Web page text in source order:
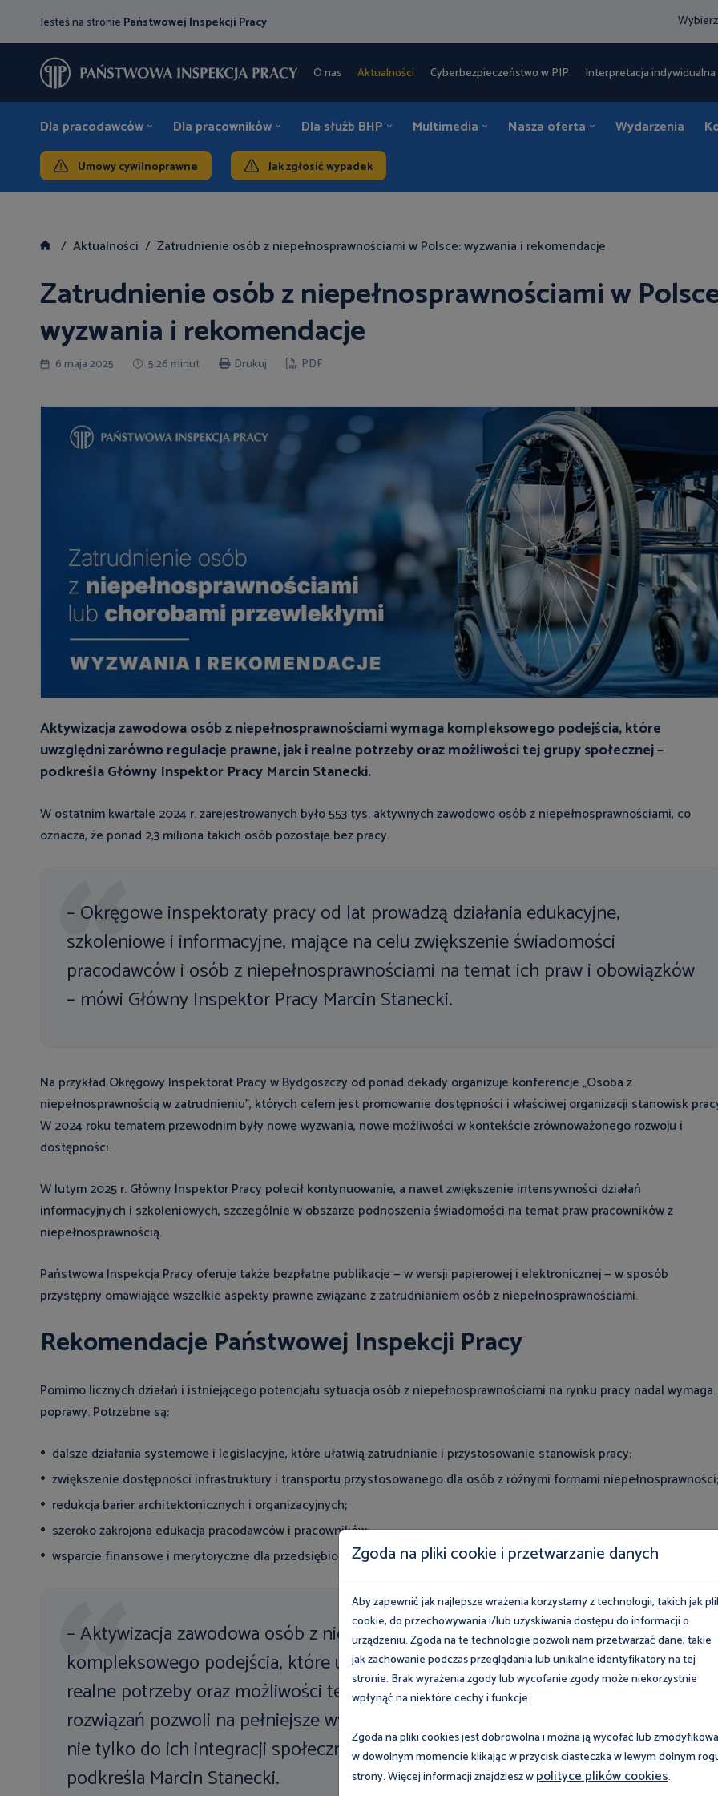
Jesteś na stronie Państwowej Inspekcji Pracy
O nas Aktualności Cyberbezpieczeństwo w PIP Interpretacja indywidualna
Dla pracodawców Dla pracowników Dla służb BHP Multimedia Nasza oferta Wydarzenia
Umowy cywilnoprawne Jak zgłosić wypadek
Aktualności Zatrudnienie osób z niepełnosprawnościami w Polsce: wyzwania i rekomendacje
Zatrudnienie osób z niepełnosprawnościami w
wyzwania i rekomendacje
6 maja 2025 5:26 minut Drukuj PDF
Aktywizacja zawodowa osób z niepełnosprawnościami wymaga kompleksowego podejścia, które
uwzględni zarówno regulacje prawne, jak i realne potrzeby oraz możliwości tej grupy społecznej –
podkreśla Główny Inspektor Pracy Marcin Stanecki.
W ostatnim kwartale 2024 r. zarejestrowanych było 553 tys. aktywnych zawodowo osób z niepełnosprawnościami, co
oznacza, że ponad 2,3 miliona takich osób pozostaje bez pracy.
– Okręgowe inspektoraty pracy od lat prowadzą działania edukacyjne,
szkoleniowe i informacyjne, mające na celu zwiększenie świadomości
pracodawców i osób z niepełnosprawnościami na temat ich praw i obowiązków
– mówi Główny Inspektor Pracy Marcin Stanecki.
Na przykład Okręgowy Inspektorat Pracy w Bydgoszczy od ponad dekady organizuje konferencje „Osoba z
niepełnosprawnością w zatrudnieniu”, których celem jest promowanie dostępności i właściwej organizacji stanowisk
W 2024 roku tematem przewodnim były nowe wyzwania, nowe możliwości w kontekście zrównoważonego rozwoju i
dostępności.
W lutym 2025 r. Główny Inspektor Pracy polecił kontynuowanie, a nawet zwiększenie intensywności działań
informacyjnych i szkoleniowych, szczególnie w obszarze podnoszenia świadomości na temat praw pracowników z
niepełnosprawnością.
Państwowa Inspekcja Pracy oferuje także bezpłatne publikacje — w wersji papierowej i elektronicznej — w sposób
przystępny omawiające wszelkie aspekty prawne związane z zatrudnianiem osób z niepełnosprawnościami.
Rekomendacje Państwowej Inspekcji Pracy
Pomimo licznych działań i istniejącego potencjału sytuacja osób z niepełnosprawnościami na rynku pracy nadal wymaga
poprawy. Potrzebne są:
dalsze działania systemowe i legislacyjne, które ułatwią zatrudnianie i przystosowanie stanowisk pracy;
zwiększenie dostępności infrastruktury i transportu przystosowanego dla osób z różnymi formami niepełnosprawności;
redukcja barier architektonicznych i organizacyjnych;
szeroko zakrojona edukacja pracodawców i pracowników;
wsparcie finansowe i merytoryczne dla przedsiębiorców, którzy chcą zatrudniać osoby z niepełnosprawnościami.
– Aktywizacja zawodowa osób z niepełnosprawnościami wymaga
kompleksowego podejścia, które uwzględni zarówno regulacje prawne, jak i
realne potrzeby oraz możliwości tej grupy społecznej. Wdrożenie skutecznych
rozwiązań pozwoli na pełniejsze wykorzystanie ich potencjału, co przyczyni się
nie tylko do ich integracji społecznej, ale i rozwoju gospodarczego kraju –
podkreśla Marcin Stanecki.
Zgoda na pliki cookie i przetwarzanie danych
Aby zapewnić jak najlepsze wrażenia korzystamy z technologii, takich jak
cookie, do przechowywania i/lub uzyskiwania dostępu do informacji o
urządzeniu. Zgoda na te technologie pozwoli nam przetwarzać dane, takie
jak zachowanie podczas przeglądania lub unikalne identyfikatory na tej
stronie. Brak wyrażenia zgody lub wycofanie zgody może niekorzystnie
wpłynąć na niektóre cechy i funkcje.
Zgoda na pliki cookies jest dobrowolna i można ją wycofać lub
w dowolnym momencie klikając w przycisk ciasteczka w lewym dolnym
strony. Więcej informacji znajdziesz wpolityce plików cookies.